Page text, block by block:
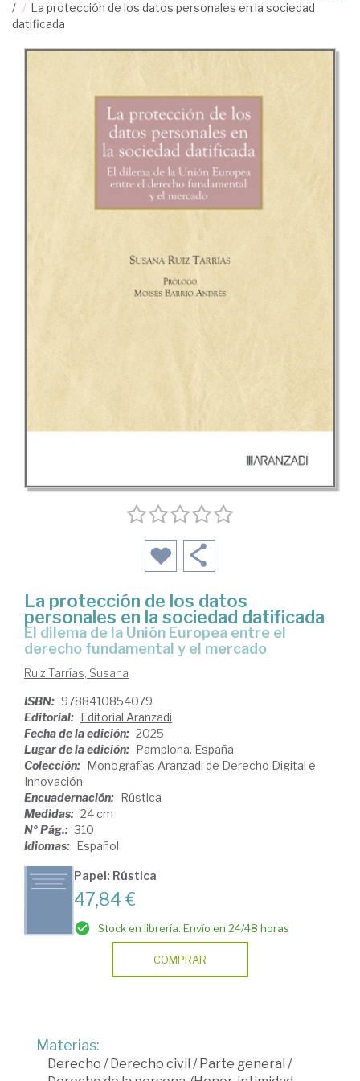
/
La protección de los datos personales en la sociedad
datificada
La protección de los datos
personales en la sociedad datificada
El dilema de la Unión Europea entre el
derecho fundamental y el mercado
Ruiz Tarrías, Susana
ISBN: 9788410854079
Editorial: Editorial Aranzadi
Fecha de la edición: 2025
Lugar de la edición: Pamplona. España
Colección: Monografías Aranzadi de Derecho Digital e
Innovación
Encuadernación: Rústica
Medidas: 24 cm
Nº Pág.: 310
Idiomas: Español
Papel: Rústica
47,84 €
Stock en librería. Envío en 24/48 horas
COMPRAR
Materias:
Derecho / Derecho civil / Parte general /